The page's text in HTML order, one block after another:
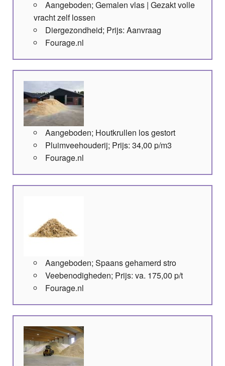
Aangeboden; Gemalen vlas | Gezakt volle
vracht zelf lossen
Diergezondheid; Prijs: Aanvraag
Fourage.nl
Aangeboden; Houtkrullen los gestort
Pluimveehouderij; Prijs: 34,00 p/m3
Fourage.nl
Aangeboden; Spaans gehamerd stro
Veebenodigheden; Prijs: va. 175,00 p/t
Fourage.nl